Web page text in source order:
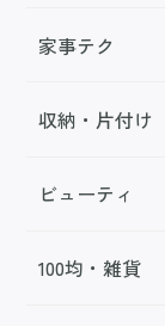
家事テク
収納・片付け
ビューティ
100均・雑貨